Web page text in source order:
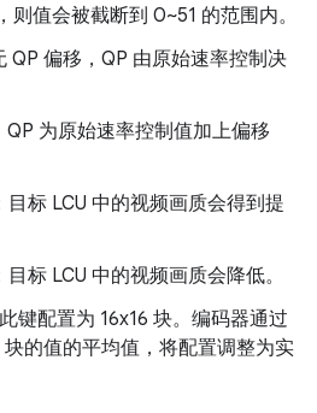
则值会被截断到 0~51 的范围内。
QP 偏移，QP 由原始速率控制决
为原始速率控制值加上偏移
目标 LCU 中的视频画质会得到提
标 LCU 中的视频画质会降低。
键配置为 16x16 块。编码器通过
块的值的平均值，将配置调整为实